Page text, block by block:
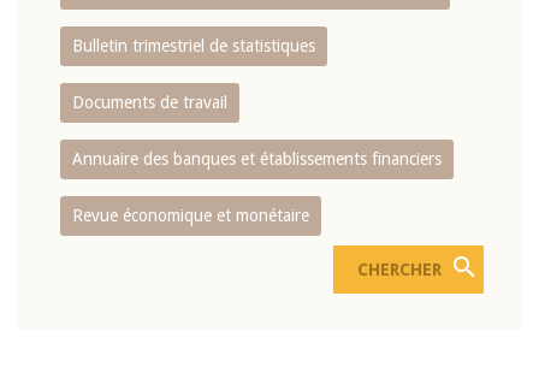
Bulletin trimestriel de statistiques
Documents de travail
Annuaire des banques et établissements financiers
Revue économique et monétaire